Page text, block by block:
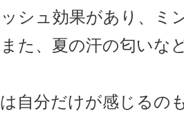
シュ効果があり、ミ
た、夏の汗の匂いな
自分だけが感じるの